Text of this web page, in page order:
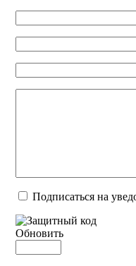
Подписаться на
Обновить